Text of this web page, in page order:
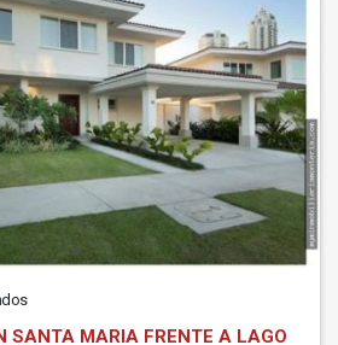
SANTA MARIA FRENTE A LAGO